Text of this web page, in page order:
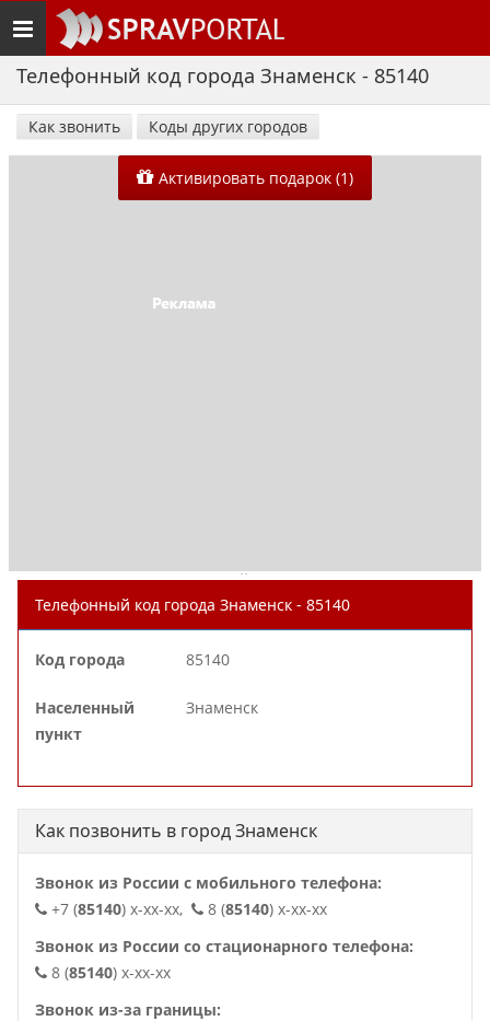
Toggle
navigation
Телефонный код города Знаменск - 85140
Как звонить Коды других городов
Активировать подарок (1)
. .
Телефонный код города Знаменск - 85140
Код города 85140
Населенный
пункт
Знаменск
Как позвонить в город Знаменск
Звонок из России с мобильного телефона:
+7 (85140) x-xx-xx, 8 (85140) x-xx-xx
Звонок из России со стационарного телефона:
8 (85140) x-xx-xx
Звонок из-за границы: